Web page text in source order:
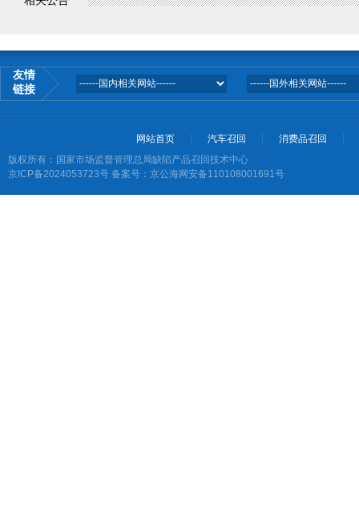
友情
链接
网站首页 汽车召回
消费品召回
版权所有：国家市场监督管理总局缺陷产品召回技术中心
京ICP备2024053723号 备案号：京公海网安备110108001691号